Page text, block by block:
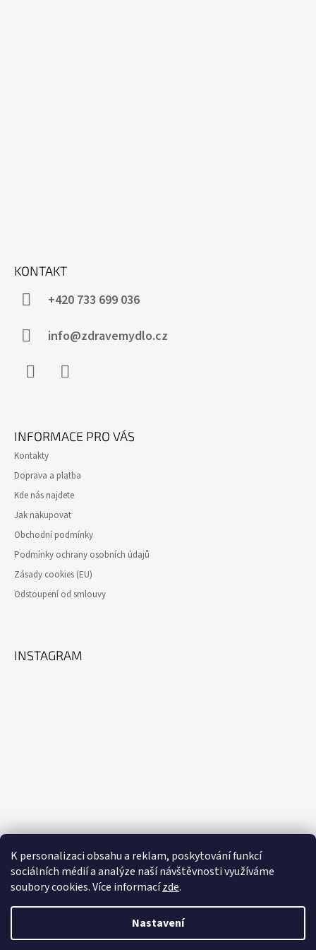
K personalizaci obsahu a reklam, poskytování funkcí
sociálních médií a analýze naší návštěvnosti využíváme
soubory cookies. Více informacízde.
Nastavení
KONTAKT
+420 733 699 036
info@zdravemydlo.cz
INFORMACE PRO VÁS
Kontakty
Doprava a platba
Kde nás najdete
Jak nakupovat
Obchodní podmínky
Podmínky ochrany osobních údajů
Zásady cookies (EU)
Odstoupení od smlouvy
INSTAGRAM